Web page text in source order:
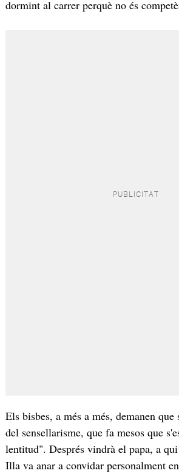
dormint al carrer perquè no és
Els bisbes, a més a més, demanen
del sensellarisme, que fa mesos que
lentitud". Després vindrà el papa, a
Illa va anar a convidar personalment